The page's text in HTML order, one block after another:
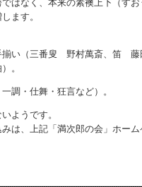
はなく、本来の素襖上下（す
ます。
揃い（三番叟 野村萬斎、笛
。
調・仕舞・狂言など）。
ようです。
は、上記「満次郎の会」ホーム